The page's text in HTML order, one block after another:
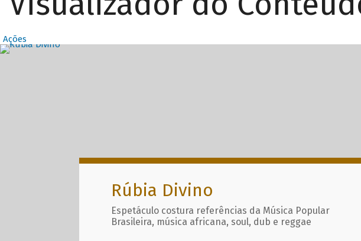
Ações
Destaques
Rúbia Divino
Espetáculo costura referências da Música Popular
Brasileira, música africana, soul, dub e reggae